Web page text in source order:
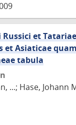
et
et Asiaticae
tabula
...; Hase, Johann